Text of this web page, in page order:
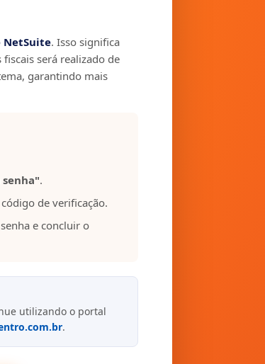
NetSuite. Isso significa
será realizado de
garantindo mais
.
de verificação.
e concluir o
utilizando o portal
.